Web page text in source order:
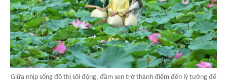
Giữa nhịp sống đô thị sôi động, đầm sen trở thành điểm đến lý tưởng để